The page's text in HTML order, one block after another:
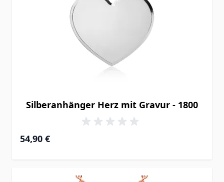
Silberanhänger Herz mit Gravur - 1800
54,90 €